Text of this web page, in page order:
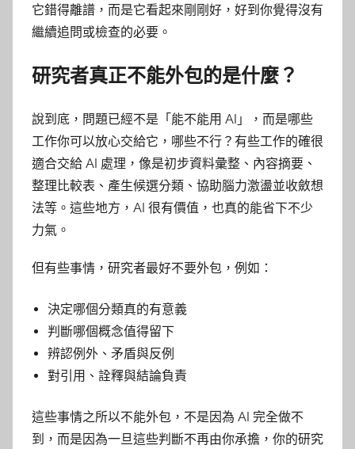
它錯得離譜，而是它看起來剛剛好，好到你覺得沒有
繼續追問或檢查的必要。
研究者真正不能外包的是什麼？
說到底，問題已經不是「能不能用 AI」，而是哪些
工作你可以放心交給它，哪些不行？有些工作的確很
適合交給 AI 處理，像是初步資料彙整、內容摘要、
整理比較表、產生候選分類、協助腦力激盪並收斂想
法等。這些地方，AI 很有價值，也真的能省下不少
力氣。
但有些事情，研究者最好不要外包，例如：
決定哪個分類真的有意義
判斷哪個概念值得留下
辨認例外、矛盾與反例
對引用、詮釋與結論負責
這些事情之所以不能外包，不是因為 AI 完全做不
到，而是因為一旦這些判斷不再由你承擔，你的研究